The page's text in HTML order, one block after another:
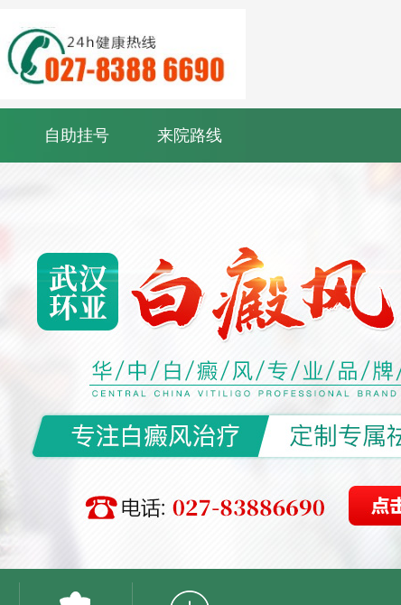
自助挂号 来院路线